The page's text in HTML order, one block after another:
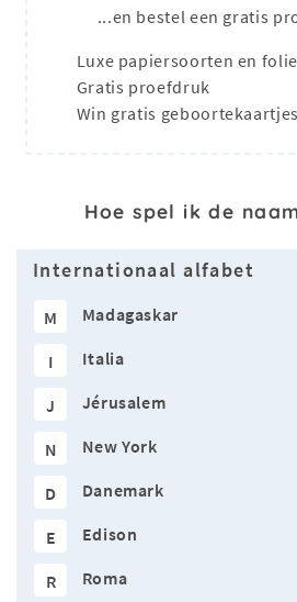
...en bestel een gratis
Luxe papiersoorten en
Gratis proefdruk
Win gratis geboortekaartjes
Hoe spel ik de
Internationaal alfabet
M Madagaskar
I Italia
J Jérusalem
N New York
D Danemark
E Edison
R Roma